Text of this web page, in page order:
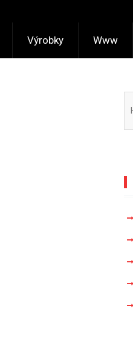
Výrobky Www